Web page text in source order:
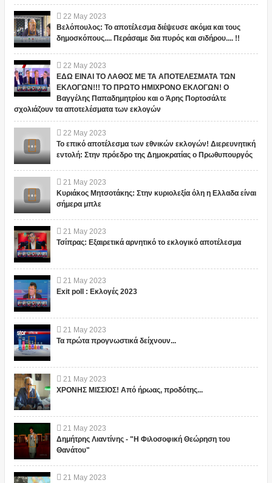
22 May 2023
Βελόπουλος: Το αποτέλεσμα διέψευσε ακόμα και τους
δημοσκόπους.... Περάσαμε δια πυρός και σιδήρου.... !!
22 May 2023
ΕΔΩ ΕΙΝΑΙ ΤΟ ΛΑΘΟΣ ΜΕ ΤΑ ΑΠΟΤΕΛΕΣΜΑΤΑ ΤΩΝ
ΕΚΛΟΓΩΝ!!! ΤΟ ΠΡΩΤΟ ΗΜΙΧΡΟΝΟ ΕΚΛΟΓΩΝ! Ο
Βαγγέλης Παπαδημητρίου και ο Άρης Πορτοσάλτε
σχολιάζουν τα αποτελέσματα των εκλογών
22 May 2023
Το επικό αποτέλεσμα των εθνικών εκλογών! Διερευνητική
εντολή: Στην πρόεδρο της Δημοκρατίας ο Πρωθυπουργός
21 May 2023
Κυριάκος Μητσοτάκης: Στην κυριολεξία όλη η Ελλαδα είναι
σήμερα μπλε
21 May 2023
Τσίπρας: Εξαιρετικά αρνητικό το εκλογικό αποτέλεσμα
21 May 2023
Exit poll : Εκλογές 2023
21 May 2023
Τα πρώτα προγνωστικά δείχνουν...
21 May 2023
ΧΡΟΝΗΣ ΜΙΣΣΙΟΣ! Από ήρωας, προδότης...
21 May 2023
Δημήτρης Λιαντίνης - "Η Φιλοσοφική Θεώρηση του
Θανάτου"
21 May 2023